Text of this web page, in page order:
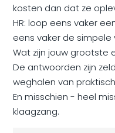
kosten dan dat ze
HR: loop eens vaker
eens vaker de simpele
Wat zijn jouw grootste
De antwoorden zijn
weghalen van
En misschien - heel
klaagzang.